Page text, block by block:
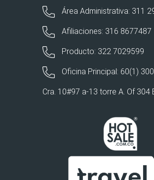
Área Administrativa: 311
Afiliaciones: 316 8677487
Producto: 322 7029599
Oficina Principal: 60(1)
Cra. 10#97 a-13 torre A. Of 304